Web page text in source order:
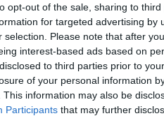
opt-out of the sale, sharing to
for targeted advertising by
selection. Please note that after
interest-based ads based on
to third parties prior to
of your personal information
This information may also be
Participants that may further
visi šie žmonės,